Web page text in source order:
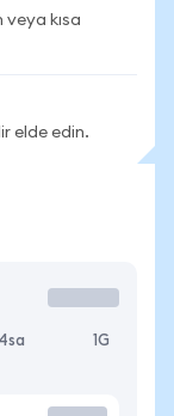
kısa
elde edin.
4sa 1G